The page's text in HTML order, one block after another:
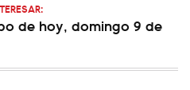
de hoy, domingo 9 de